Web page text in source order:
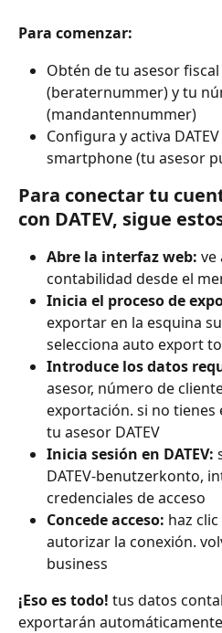
Para comenzar:
Obtén de tu asesor
(beraternummer) y tu
(mandantennummer)
Configura y activa
smartphone (tu asesor
Para conectar tu
con DATEV, sigue
Abre la interfaz web: ve
contabilidad desde el
Inicia el proceso de
exportar en la esquina
selecciona auto export to
Introduce los datos
asesor, número de
exportación. si no tienes
tu asesor DATEV
Inicia sesión en DATEV:
DATEV-benutzerkonto,
credenciales de acceso
Concede acceso: haz
autorizar la conexión.
business
¡Eso es todo! tus datos
exportarán automáticamente